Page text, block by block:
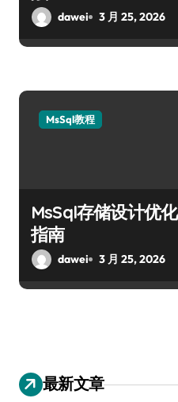
dawei 3 月 25, 2026
MsSql教程
MsSql存储设计优
指南
dawei 3 月 25, 2026
最新文章